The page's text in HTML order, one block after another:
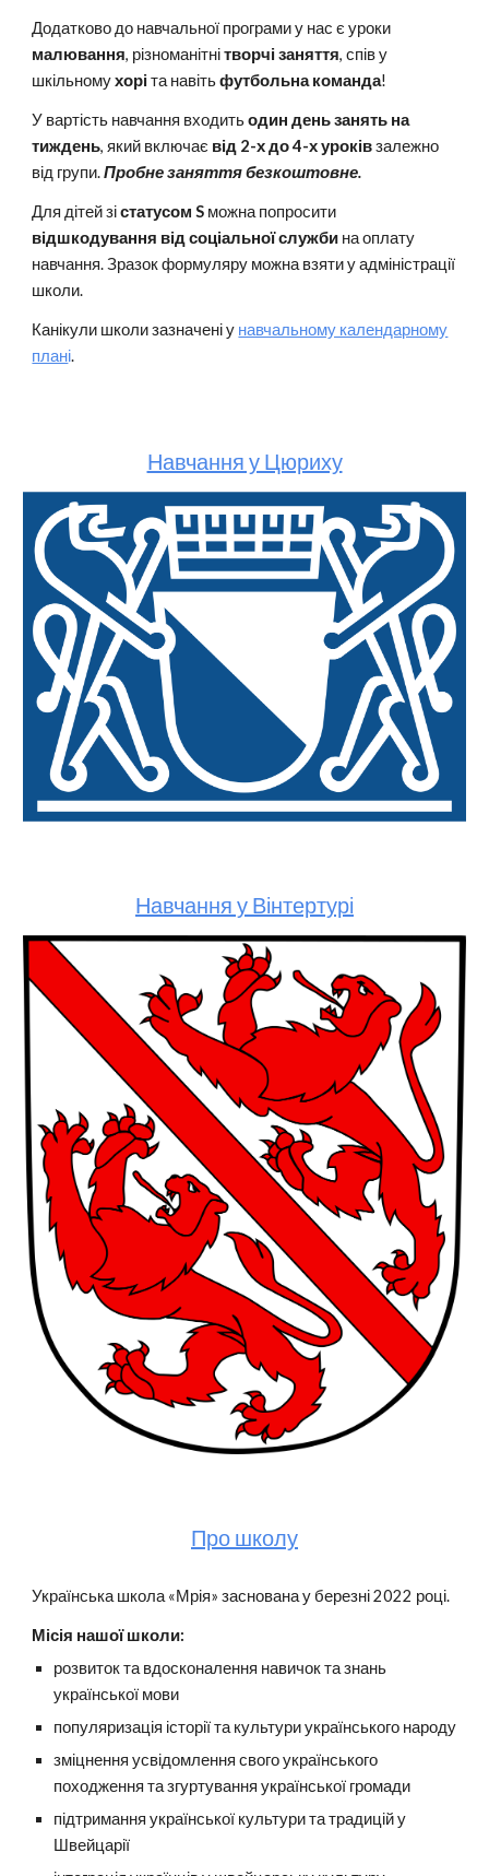
Додатково до навчальної програми у нас є уроки
малювання, різноманітнітворчі заняття, спів у
шкільномухоріта навітьфутбольна команда!
У вартість навчання входитьодин день занять на
тиждень, який включає від 2-х до 4-х уроківзалежно
від групи.Пробне заняття безкоштовне.
Для дітей зістатусом S можна попросити
відшкодування від соціальної служби на оплату
навчання. Зразок формуляру можна взяти у адміністрації
школи.
Канікули школизазначені у навчальному календарному
плані.
Навчання у Цюриху
Навчання у Вінтертурі
Про школу
Українська школа «Мрія»заснована у березні 2022 році.
Місія нашої школи:
розвиток та вдосконалення навичок та знань
української мови
популяризація історії та культури українського народу
зміцнення усвідомлення свого українського
походження та згуртування української громади
підтримання української культури та традицій у
Швейцарії